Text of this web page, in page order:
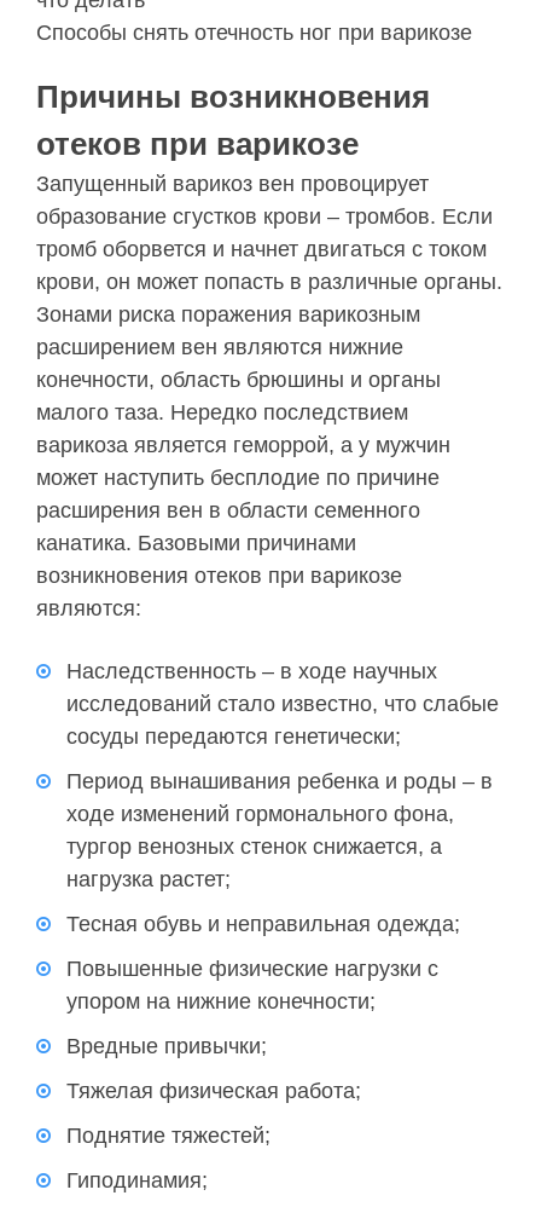
Способы снять отечность ног при варикозе
Причины возникновения
отеков при варикозе
Запущенный варикоз вен провоцирует
образование сгустков крови – тромбов. Если
тромб оборвется и начнет двигаться с током
крови, он может попасть в различные органы.
Зонами риска поражения варикозным
расширением вен являются нижние
конечности, область брюшины и органы
малого таза. Нередко последствием
варикоза является геморрой, а у мужчин
может наступить бесплодие по причине
расширения вен в области семенного
канатика. Базовыми причинами
возникновения отеков при варикозе
являются:
Наследственность – в ходе научных
исследований стало известно, что слабые
сосуды передаются генетически;
Период вынашивания ребенка и роды – в
ходе изменений гормонального фона,
тургор венозных стенок снижается, а
нагрузка растет;
Тесная обувь и неправильная одежда;
Повышенные физические нагрузки с
упором на нижние конечности;
Вредные привычки;
Тяжелая физическая работа;
Поднятие тяжестей;
Гиподинамия;